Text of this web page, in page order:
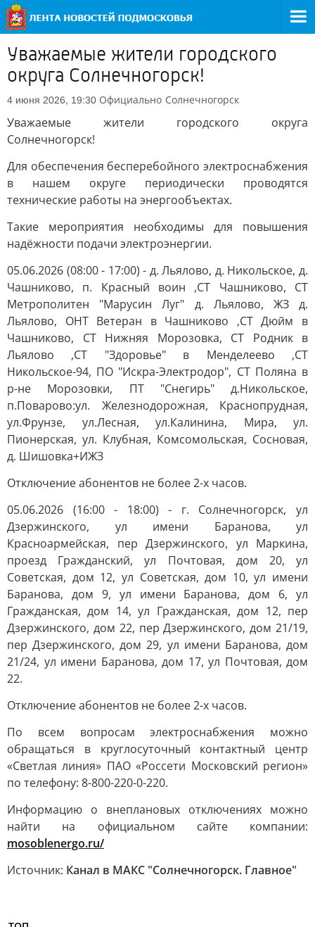
Уважаемые жители городского
округа Солнечногорск!
4 июня 2026, 19:30 Официально Солнечногорск
Уважаемые жители городского округа
Солнечногорск!
Для обеспечения бесперебойного электроснабжения
в нашем округе периодически проводятся
технические работы на энергообъектах.
Такие мероприятия необходимы для повышения
надёжности подачи электроэнергии.
05.06.2026 (08:00 - 17:00) - д. Льялово, д. Никольское, д.
Чашниково, п. Красный воин ,СТ Чашниково, СТ
Метрополитен "Марусин Луг" д. Льялово, ЖЗ д.
Льялово, ОНТ Ветеран в Чашниково ,СТ Дюйм в
Чашниково, СТ Нижняя Морозовка, СТ Родник в
Льялово ,СТ "Здоровье" в Менделеево ,СТ
Никольское-94, ПО "Искра-Электродор", СТ Поляна в
р-не Морозовки, ПТ "Снегирь" д.Никольское,
п.Поварово:ул. Железнодорожная, Краснопрудная,
ул.Фрунзе, ул.Лесная, ул.Калинина, Мира, ул.
Пионерская, ул. Клубная, Комсомольская, Сосновая,
д. Шишовка+ИЖЗ
Отключение абонентов не более 2-х часов.
05.06.2026 (16:00 - 18:00) - г. Солнечногорск, ул
Дзержинского, ул имени Баранова, ул
Красноармейская, пер Дзержинского, ул Маркина,
проезд Гражданский, ул Почтовая, дом 20, ул
Советская, дом 12, ул Советская, дом 10, ул имени
Баранова, дом 9, ул имени Баранова, дом 6, ул
Гражданская, дом 14, ул Гражданская, дом 12, пер
Дзержинского, дом 22, пер Дзержинского, дом 21/19,
пер Дзержинского, дом 29, ул имени Баранова, дом
21/24, ул имени Баранова, дом 17, ул Почтовая, дом
22.
Отключение абонентов не более 2-х часов.
По всем вопросам электроснабжения можно
обращаться в круглосуточный контактный центр
«Светлая линия» ПАО «Россети Московский регион»
по телефону: 8-800-220-0-220.
Информацию о внеплановых отключениях можно
найти на официальном сайте компании:
mosoblenergo.ru/
Источник: Канал в МАКС "Солнечногорск. Главное"